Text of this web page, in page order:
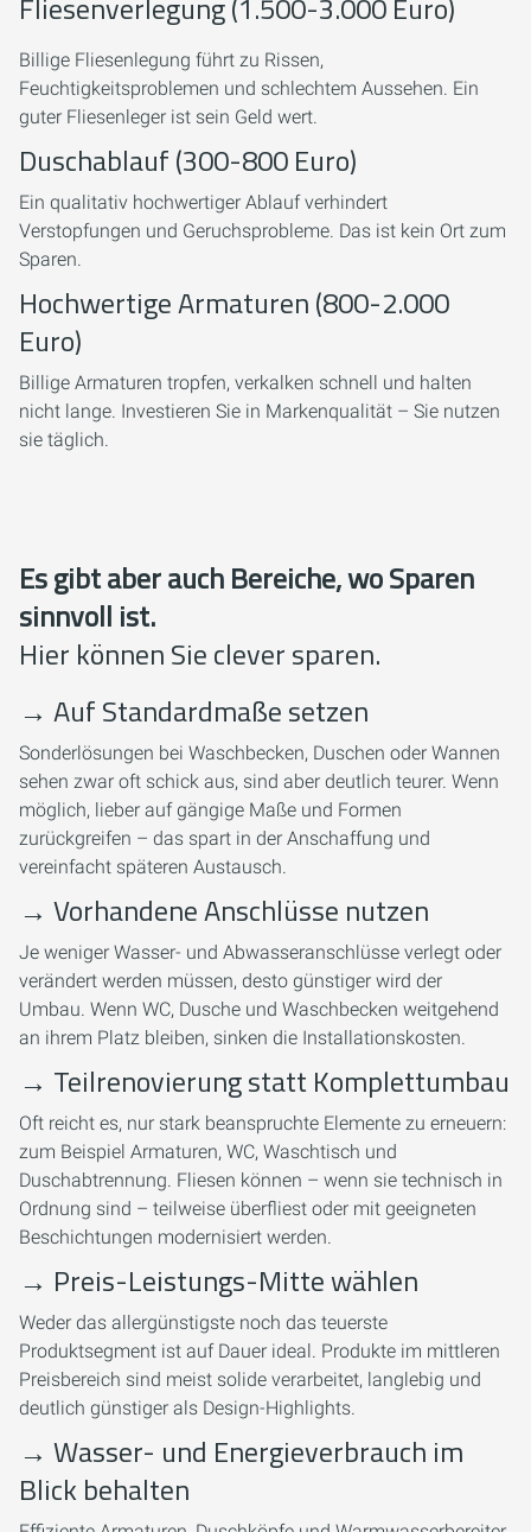
Fliesenverlegung (1.500-3.000 Euro)
Billige Fliesenlegung führt zu Rissen,
Feuchtigkeitsproblemen und schlechtem Aussehen. Ein
guter Fliesenleger ist sein Geld wert.
Duschablauf (300-800 Euro)
Ein qualitativ hochwertiger Ablauf verhindert
Verstopfungen und Geruchsprobleme. Das ist kein Ort zum
Sparen.
Hochwertige Armaturen (800-2.000
Euro)
Billige Armaturen tropfen, verkalken schnell und halten
nicht lange. Investieren Sie in Markenqualität – Sie nutzen
sie täglich.
Es gibt aber auch Bereiche, wo Sparen
sinnvoll ist.
Hier können Sie clever sparen.
→ Auf Standardmaße setzen
Sonderlösungen bei Waschbecken, Duschen oder Wannen
sehen zwar oft schick aus, sind aber deutlich teurer. Wenn
möglich, lieber auf gängige Maße und Formen
zurückgreifen – das spart in der Anschaffung und
vereinfacht späteren Austausch.
→ Vorhandene Anschlüsse nutzen
Je weniger Wasser- und Abwasseranschlüsse verlegt oder
verändert werden müssen, desto günstiger wird der
Umbau. Wenn WC, Dusche und Waschbecken weitgehend
an ihrem Platz bleiben, sinken die Installationskosten.
→ Teilrenovierung statt Komplettumbau
Oft reicht es, nur stark beanspruchte Elemente zu erneuern:
zum Beispiel Armaturen, WC, Waschtisch und
Duschabtrennung. Fliesen können – wenn sie technisch in
Ordnung sind – teilweise überfliest oder mit geeigneten
Beschichtungen modernisiert werden.
→ Preis-Leistungs-Mitte wählen
Weder das allergünstigste noch das teuerste
Produktsegment ist auf Dauer ideal. Produkte im mittleren
Preisbereich sind meist solide verarbeitet, langlebig und
deutlich günstiger als Design-Highlights.
→ Wasser- und Energieverbrauch im
Blick behalten